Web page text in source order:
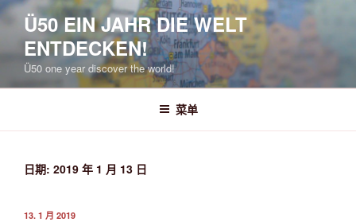
跳
Ü50 EIN JAHR DIE WELT
ENTDECKEN!
Ü50 one year discover the world!
菜单
日期: 2019 年 1 月 13 日
发
13. 1 月 2019